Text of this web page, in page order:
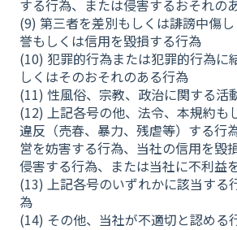
する行為、または侵害するおそれの
(9) 第三者を差別もしくは誹謗中傷
誉もしくは信用を毀損する行為
(10) 犯罪的行為または犯罪的行為に
しくはそのおそれのある行為
(11) 性風俗、宗教、政治に関する活
(12) 上記各号の他、法令、本規約も
違反（売春、暴力、残虐等）する行
営を妨害する行為、当社の信用を毀
侵害する行為、または当社に不利益
(13) 上記各号のいずれかに該当する
為
(14) その他、当社が不適切と認める